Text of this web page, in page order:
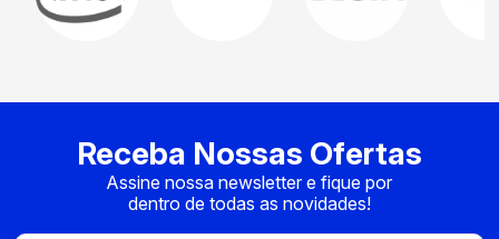
Receba Nossas Ofertas
Assine nossa newsletter e fique por
dentro de todas as novidades!